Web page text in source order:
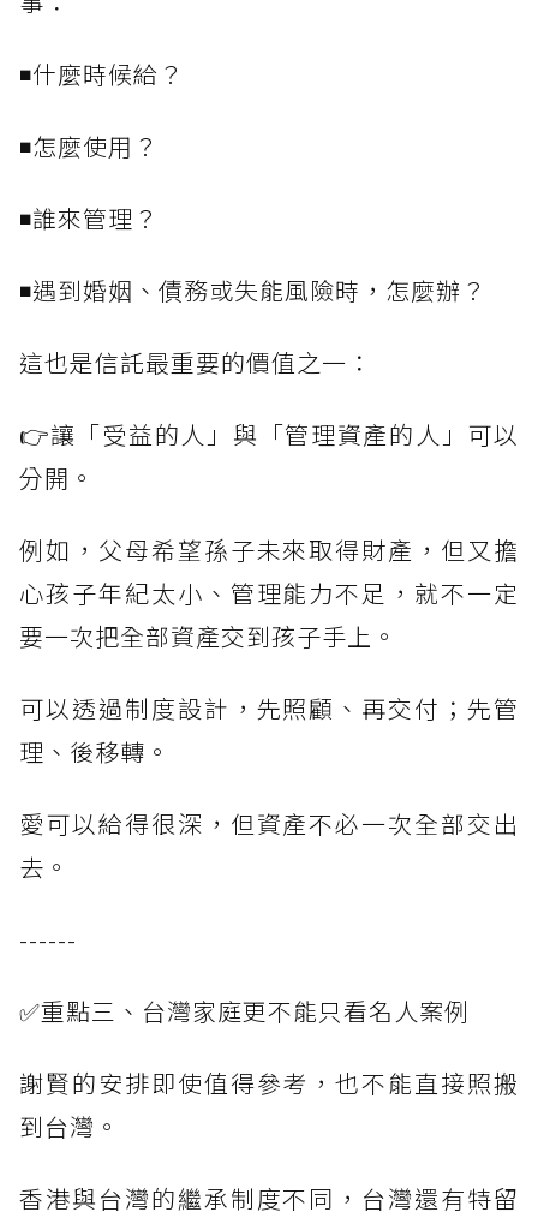
◾什麼時候給？
◾怎麼使用？
◾誰來管理？
◾遇到婚姻、債務或失能風險時，怎麼辦？
這也是信託最重要的價值之一：
👉讓「受益的人」與「管理資產的人」可以
分開。
例如，父母希望孫子未來取得財產，但又擔
心孩子年紀太小、管理能力不足，就不一定
要一次把全部資產交到孩子手上。
可以透過制度設計，先照顧、再交付；先管
理、後移轉。
愛可以給得很深，但資產不必一次全部交出
去。
------
✅重點三、台灣家庭更不能只看名人案例
謝賢的安排即使值得參考，也不能直接照搬
到台灣。
香港與台灣的繼承制度不同，台灣還有特留